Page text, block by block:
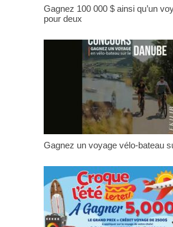
Gagnez 100 000 $ ainsi qu’un
pour deux
Gagnez un voyage vélo-bateau